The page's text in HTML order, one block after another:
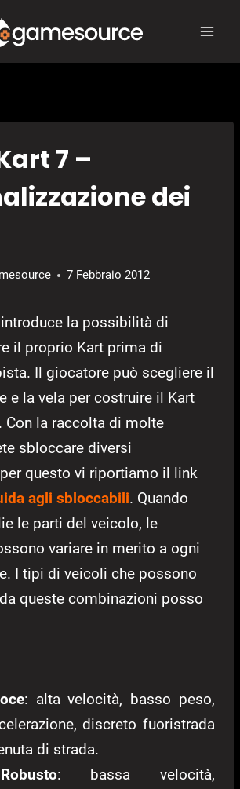
7 –
dei
7 Febbraio 2012
introduce la possibilità di
il proprio Kart prima di
Il giocatore può scegliere il
e la vela per costruire il Kart
Con la raccolta di molte
sbloccare diversi
questo vi riportiamo il link
agli sbloccabili. Quando
le parti del veicolo, le
variare in merito a ogni
I tipi di veicoli che possono
queste combinazioni posso
: alta velocità, basso peso,
discreto fuoristrada
di strada.
: bassa velocità,